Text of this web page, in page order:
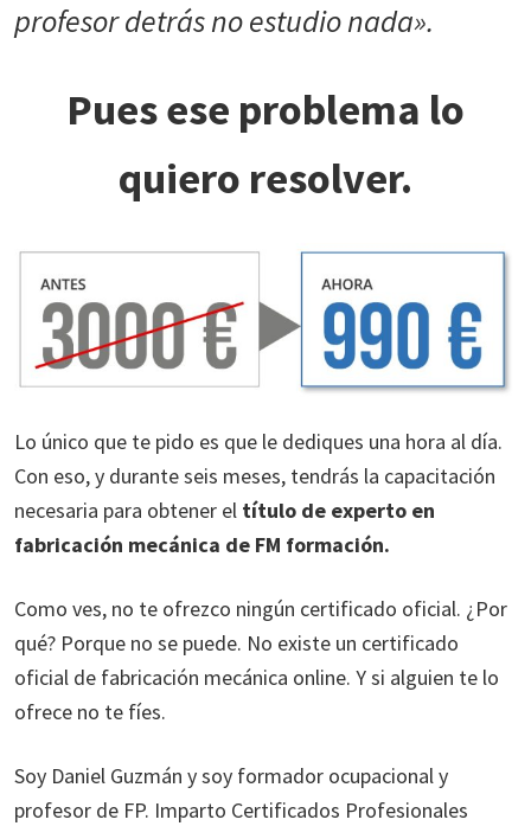
profesor detrás no estudio nada».
Pues ese problema lo
quiero resolver.
Lo único que te pido es que le dediques una hora al día.
Con eso, y durante seis meses, tendrás la capacitación
necesaria para obtener el título de experto en
fabricación mecánica de FM formación.
Como ves, no te ofrezco ningún certificado oficial. ¿Por
qué? Porque no se puede. No existe un certificado
oficial de fabricación mecánica online. Y si alguien te lo
ofrece no te fíes.
Soy Daniel Guzmán y soy formador ocupacional y
profesor de FP. Imparto Certificados Profesionales